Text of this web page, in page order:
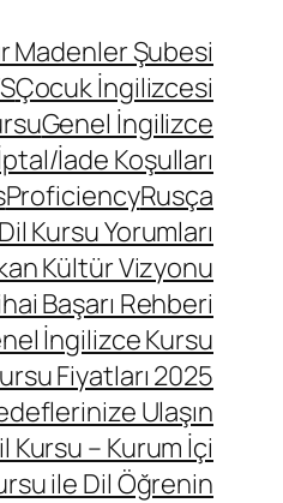
Madenler Şubesi
Çocuk İngilizcesi
Genel İngilizce
İade Koşulları
ProficiencyRusça
Kursu Yorumları
Kültür Vizyonu
Başarı Rehberi
İngilizce Kursu
Fiyatları 2025
Ulaşın
Kursu – Kurum İçi
ile Dil Öğrenin